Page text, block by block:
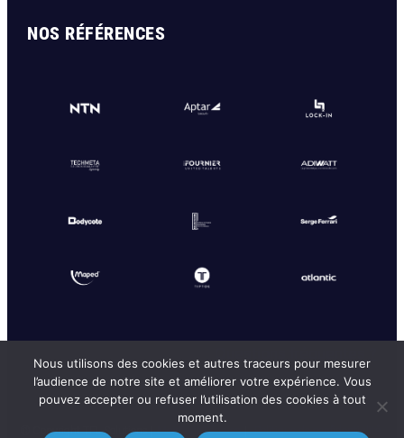
NOS RÉFÉRENCES
© Copyright TFL-Solutions | Mentions Légales | Politique de confidentialité
Nous utilisons des cookies et autres traceurs pour mesurer
l’audience de notre site et améliorer votre expérience. Vous
pouvez accepter ou refuser l’utilisation des cookies à tout
moment.